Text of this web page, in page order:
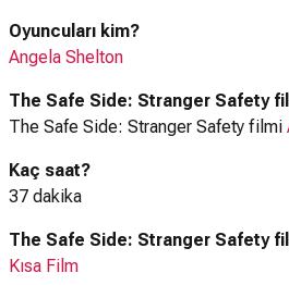
Oyuncuları kim?
Angela Shelton
The Safe Side: Stranger Safety
The Safe Side: Stranger Safety filmi
Kaç saat?
37 dakika
The Safe Side: Stranger Safety
Kısa Film